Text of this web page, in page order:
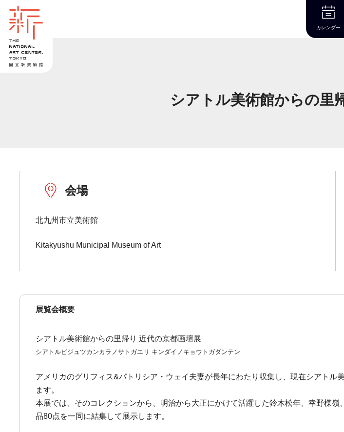
本文
カレンダー
シアトル美術館からの里
会場
北九州市立美術館
Kitakyushu Municipal Museum of Art
展覧会概要
シアトル美術館からの里帰り 近代の京都画壇展
シアトルビジュツカンカラノサトガエリ キンダイノキョウトガダンテン
アメリカのグリフィス&パトリシア・ウェイ夫妻が長年にわたり収集し、現在シアト
ます。
本展では、そのコレクションから、明治から大正にかけて活躍した鈴木松年、幸野楳
品80点を一同に結集して展示します。